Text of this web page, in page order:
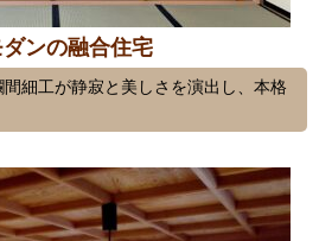
ンの融合住宅
細工が静寂と美しさを演出し、本格